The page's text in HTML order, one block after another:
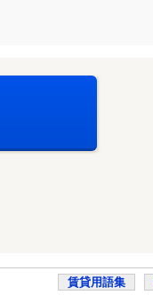
賃貸用語集